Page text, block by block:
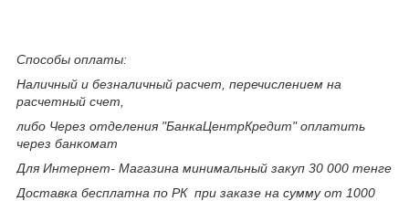
Способы оплаты:
Наличный и безналичный расчет, перечислением на
расчетный счет,
либо Через отделения "БанкаЦентрКредит" оплатить
через банкомат
Для Интернет- Магазина минимальный закуп 30 000 тенге
Доставка бесплатна по РК при заказе на сумму от 1000